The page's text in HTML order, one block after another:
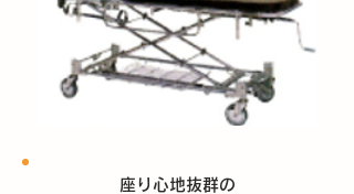
座り心地抜群の